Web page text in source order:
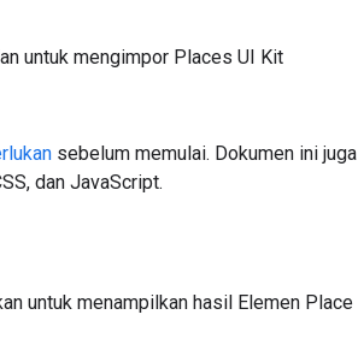
untuk mengimpor Places UI Kit
sebelum memulai. Dokumen ini juga
dan JavaScript.
untuk menampilkan hasil Elemen Place